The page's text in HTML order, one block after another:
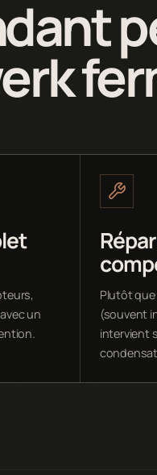
un
Plutôt
(souvent
intervient